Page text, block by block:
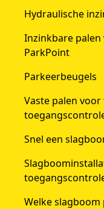
Hydraulische
Inzinkbare
ParkPoint
Parkeerbeugels
Vaste palen
Snel een
Welke